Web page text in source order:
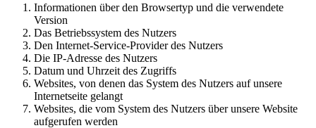
Informationen über den Browsertyp und die verwendete
Version
Das Betriebssystem des Nutzers
Den Internet-Service-Provider des Nutzers
Die IP-Adresse des Nutzers
Datum und Uhrzeit des Zugriffs
Websites, von denen das System des Nutzers auf unsere
Internetseite gelangt
Websites, die vom System des Nutzers über unsere Website
aufgerufen werden